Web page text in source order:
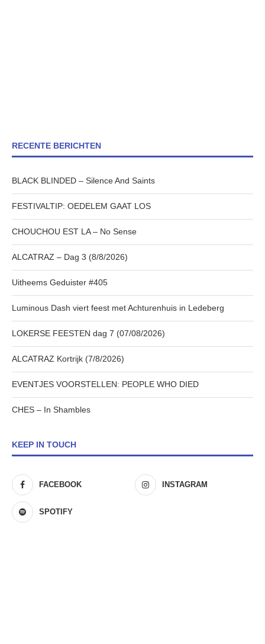
RECENTE BERICHTEN
BLACK BLINDED – Silence And Saints
FESTIVALTIP: OEDELEM GAAT LOS
CHOUCHOU EST LA – No Sense
ALCATRAZ – Dag 3 (8/8/2026)
Uitheems Geduister #405
Luminous Dash viert feest met Achturenhuis in Ledeberg
LOKERSE FEESTEN dag 7 (07/08/2026)
ALCATRAZ Kortrijk (7/8/2026)
EVENTJES VOORSTELLEN: PEOPLE WHO DIED
CHES – In Shambles
KEEP IN TOUCH
FACEBOOK INSTAGRAM
SPOTIFY